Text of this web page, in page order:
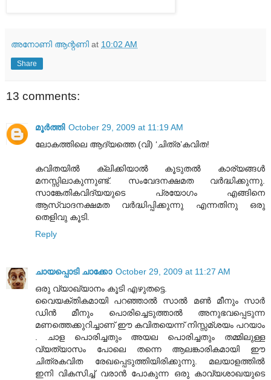
അനോണി ആന്റണി at 10:02 AM
Share
13 comments:
മൂര്‍ത്തി October 29, 2009 at 11:19 AM
ലോകത്തിലെ ആദ്യത്തെ (വി) ‘ചിത്ര’കവിത!
കവിതയില്‍ ക്ലിക്കിയാല്‍ കൂടുതല്‍ കാര്യങ്ങള്‍
മനസ്സിലാകുന്നുണ്ട്. സംവേദനക്ഷമത വര്‍ദ്ധിക്കുന്നു.
സാങ്കേതികവിദ്യയുടെ പ്രയോഗം എങ്ങിനെ
ആസ്വാദനക്ഷമത വര്‍ദ്ധിപ്പിക്കുന്നു എന്നതിനു ഒരു
തെളിവു കൂടി.
Reply
ചായപ്പൊടി ചാക്കോ October 29, 2009 at 11:27 AM
ഒരു വ്യാഖ്യാനം കൂടി എഴുതട്ടെ.
വൈയക്തികമായി പറഞ്ഞാല്‍ സാല്‍ മണ്‍ മീനും സാര്‍
ഡിന്‍ മീനും പൊരിച്ചെടുത്താല്‍ അനുഭവപ്പെടുന്ന
മണത്തെക്കുറിച്ചാണ് ഈ കവിതയെന്ന് നിസ്സമ്ശയം പറയാം
. ചാള പൊരിച്ചതും അയല പൊരിച്ചതും തമ്മിലുള്ള
വ്യത്യാസം പോലെ തന്നെ ആലങ്കാരികമായി ഈ
ചിത്രകവിത രേഖപ്പെടുത്തിയിരിക്കുന്നു. മലയാളത്തില്‍
ഇനി വികസിച്ച് വരാന്‍ പോകുന്ന ഒരു കാവ്യശാഖയുടെ